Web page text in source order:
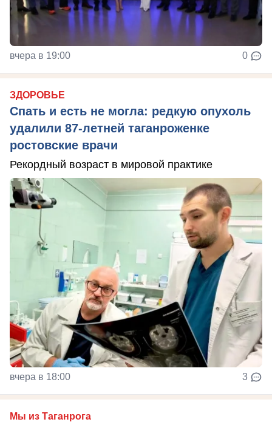
вчера в 19:00 0
ЗДОРОВЬЕ
Спать и есть не могла: редкую опухоль
удалили 87-летней таганроженке
ростовские врачи
Рекордный возраст в мировой практике
вчера в 18:00 3
Мы из Таганрога